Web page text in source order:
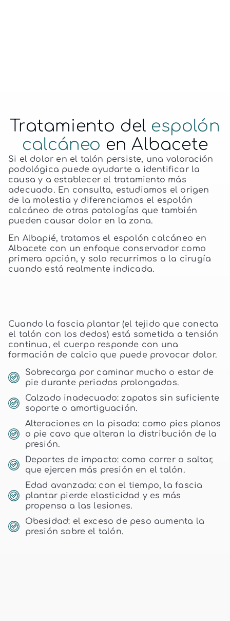
Tratamiento del espolón
calcáneo en Albacete
Si el dolor en el talón persiste, una valoración
podológica puede ayudarte a identificar la
causa y a establecer el tratamiento más
adecuado. En consulta, estudiamos el origen
de la molestia y diferenciamos el espolón
calcáneo de otras patologías que también
pueden causar dolor en la zona.
En Albapié, tratamos el espolón calcáneo en
Albacete con un enfoque conservador como
primera opción, y solo recurrimos a la cirugía
cuando está realmente indicada.
Cuando la fascia plantar (el tejido que conecta
el talón con los dedos) está sometida a tensión
continua, el cuerpo responde con una
formación de calcio que puede provocar dolor.
Sobrecarga por caminar mucho o estar de
pie durante periodos prolongados.
Calzado inadecuado: zapatos sin suficiente
soporte o amortiguación.
Alteraciones en la pisada: como pies planos
o pie cavo que alteran la distribución de la
presión.
Deportes de impacto: como correr o saltar,
que ejercen más presión en el talón.
Edad avanzada: con el tiempo, la fascia
plantar pierde elasticidad y es más
propensa a las lesiones.
Obesidad: el exceso de peso aumenta la
presión sobre el talón.